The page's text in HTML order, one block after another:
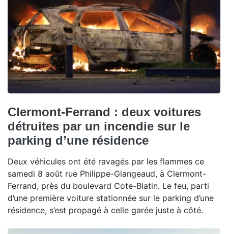
Clermont-Ferrand : deux voitures
détruites par un incendie sur le
parking d’une résidence
Deux véhicules ont été ravagés par les flammes ce
samedi 8 août rue Philippe-Glangeaud, à Clermont-
Ferrand, près du boulevard Cote-Blatin. Le feu, parti
d’une première voiture stationnée sur le parking d’une
résidence, s’est propagé à celle garée juste à côté.